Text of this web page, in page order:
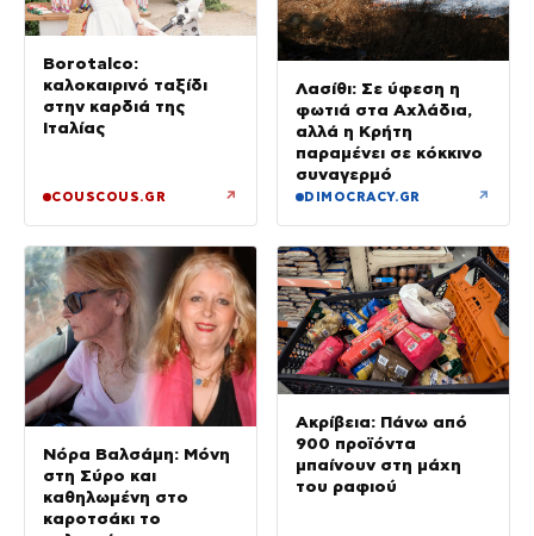
Borotalco:
καλοκαιρινό ταξίδι
στην καρδιά της
Ιταλίας
COUSCOUS.GR ↗
Λασίθι: Σε ύφεση η
φωτιά στα Αχλάδια,
αλλά η Κρήτη
παραμένει σε κόκκινο
συναγερμό
DIMOCRACY.GR ↗
Νόρα Βαλσάμη: Μόνη
στη Σύρο και
καθηλωμένη στο
καροτσάκι το
Ακρίβεια: Πάνω από
900 προϊόντα
μπαίνουν στη μάχη
του ραφιού